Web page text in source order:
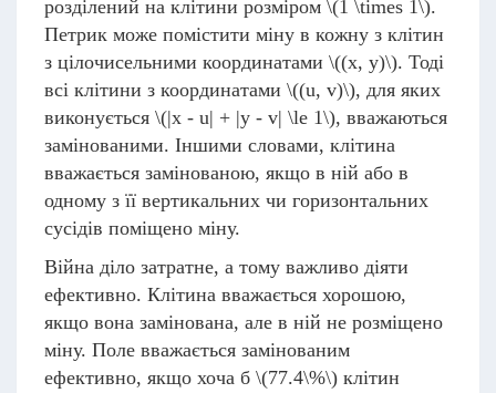
розділений на клітини розміром \(1 \times 1\).
Петрик може помістити міну в кожну з клітин
з цілочисельними координатами \((x, y)\). Тоді
всі клітини з координатами \((u, v)\), для яких
виконується \(|x - u| + |y - v| \le 1\), вважаються
замінованими. Іншими словами, клітина
вважається замінованою, якщо в ній або в
одному з її вертикальних чи горизонтальних
сусідів поміщено міну.
Війна діло затратне, а тому важливо діяти
ефективно. Клітина вважається хорошою,
якщо вона замінована, але в ній не розміщено
міну. Поле вважається замінованим
ефективно, якщо хоча б \(77.4\%\) клітин